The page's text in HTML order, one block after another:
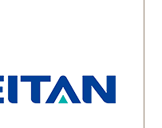
に入って行った瞬間を押
えたとのことでした。あ